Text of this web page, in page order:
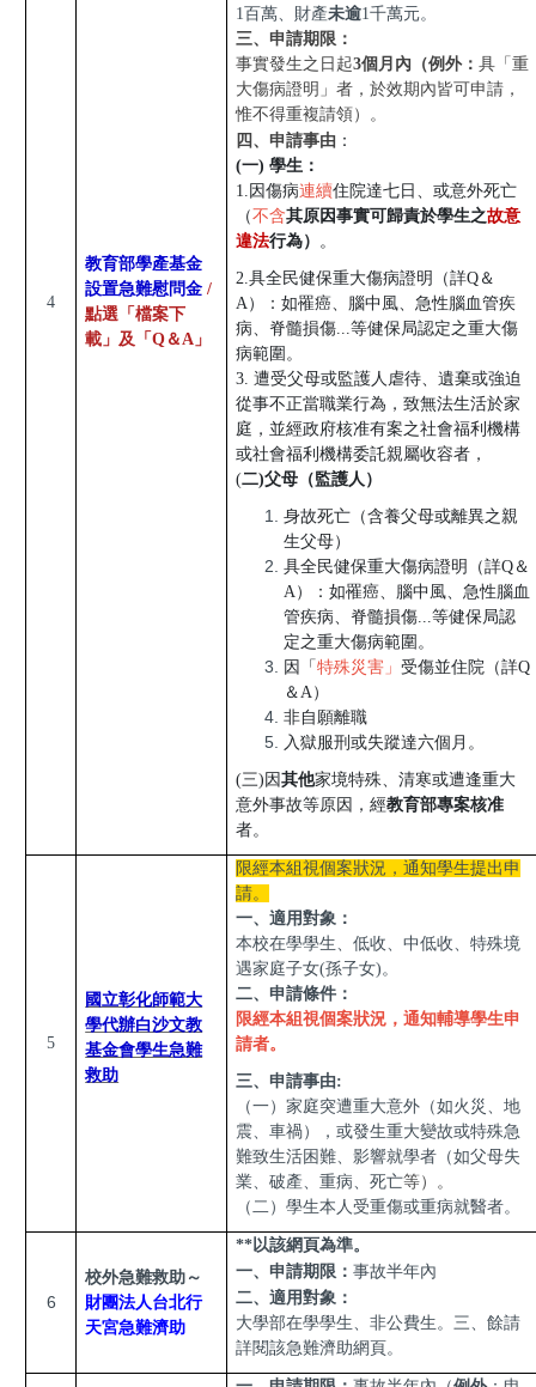
4
教育部學產基金
設置急難慰問金 /
點選「檔案下
載」及「Q＆A」
1百萬、財產未逾1千萬元。
三、申請期限：
事實發生之日起3個月內（例外：具「重
大傷病證明」者，於效期內皆可申請，
惟不得重複請領）。
四、申請事由 ：
(一)學生：
1. 因傷病連續住院達七日、或意外死亡
（不含其原因事實可歸責於學生之故意
違法行為） 。
2.具全民健保重大傷病證明
（詳Q＆
A）：如罹癌、腦中風、急性腦血管疾
病、脊髓損傷...等健保局認定之重大傷
病範圍。
3.遭受父母或監護人虐待、遺棄或強迫
從事不正當職業行為，致無法生活於家
庭，並經政府核准有案之社會福利機構
或社會福利機構委託親屬收容者，
(二)父母（監護人）
身故死亡（含養父母或離異之親
生父母）
具全民健保重大傷病證明
（詳Q＆
A）：如罹癌、腦中風、急性腦血
管疾病、脊髓損傷...等健保局認
定之重大傷病範圍。
因「特殊災害」受傷並住院（詳Q
＆A）
非自願離職
入獄服刑或失蹤達六個月。
(三)因其他家境特殊、清寒或遭逢重大
意外事故等原因，經教育部專案核准
者。
5
國立彰化師範大
學代辦白沙文教
基金會學生急難
救助
限經本組視個案狀況，通知學生提出申
請。
一、適用對象：
本校在學學生、低收、中低收、特殊境
遇家庭子女(孫子女)。
二、申請條件：
限經本組視個案狀況，通知輔導學生申
請者。
三、申請事由:
（一）家庭突遭重大意外（如火災、地
震、車禍），或發生重大變故或特殊急
難致生活困難、影響就學者（如父母失
業、破產、重病、死亡等）。
（二）學生本人受重傷或重病就醫者。
6
校外急難救助～
財團法人台北行
天宮急難濟助
**以該網頁為準。
一、申請期限：事故半年內
二、適用對象：
大學部在學學生、非公費生。 三、餘請
詳閱該急難濟助網頁。